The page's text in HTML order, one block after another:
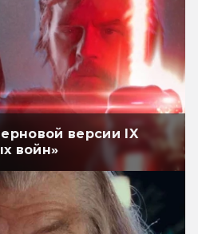
версии IX
войн»